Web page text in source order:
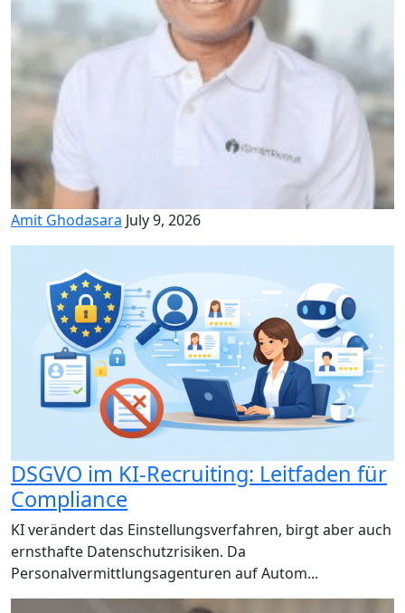
Amit Ghodasara July 9, 2026
DSGVO im KI-Recruiting: Leitfaden für
Compliance
KI verändert das Einstellungsverfahren, birgt aber auch
ernsthafte Datenschutzrisiken. Da
Personalvermittlungsagenturen auf Autom...